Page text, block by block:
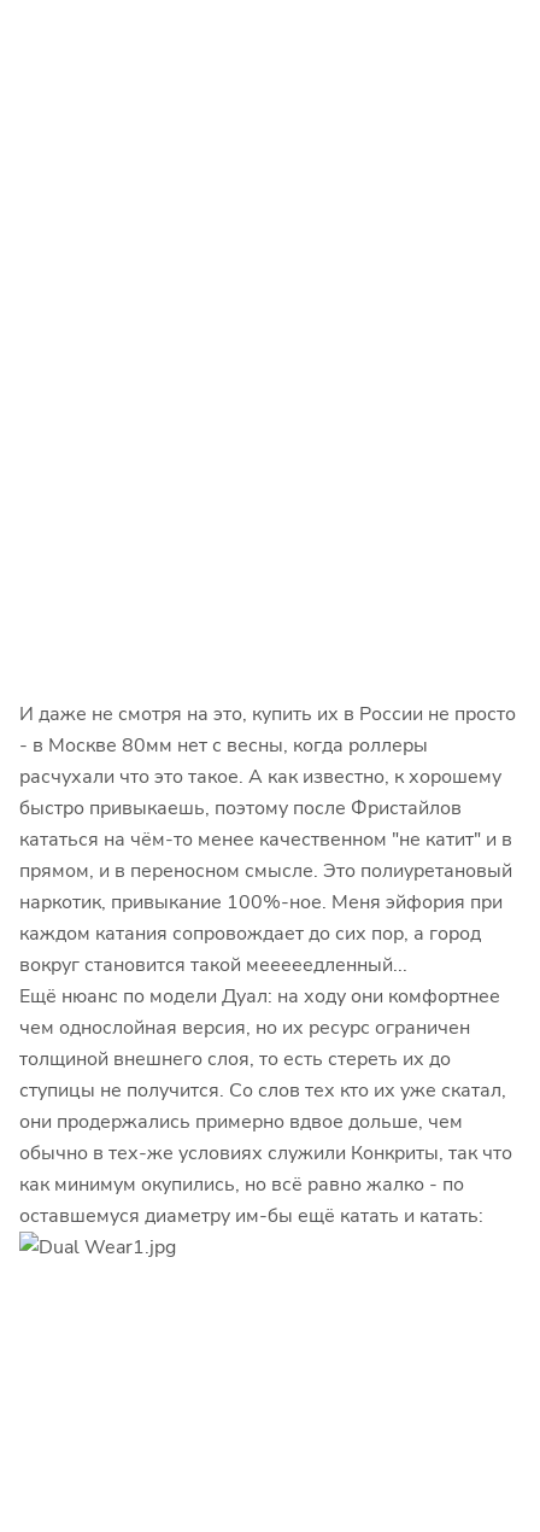
И даже не смотря на это, купить их в России не просто
- в Москве 80мм нет с весны, когда роллеры
расчухали что это такое. А как известно, к хорошему
быстро привыкаешь, поэтому после Фристайлов
кататься на чём-то менее качественном "не катит" и в
прямом, и в переносном смысле. Это полиуретановый
наркотик, привыкание 100%-ное. Меня эйфория при
каждом катания сопровождает до сих пор, а город
вокруг становится такой мееееедленный...
Ещё нюанс по модели Дуал: на ходу они комфортнее
чем однослойная версия, но их ресурс ограничен
толщиной внешнего слоя, то есть стереть их до
ступицы не получится. Со слов тех кто их уже скатал,
они продержались примерно вдвое дольше, чем
обычно в тех-же условиях служили Конкриты, так что
как минимум окупились, но всё равно жалко - по
оставшемуся диаметру им-бы ещё катать и катать: